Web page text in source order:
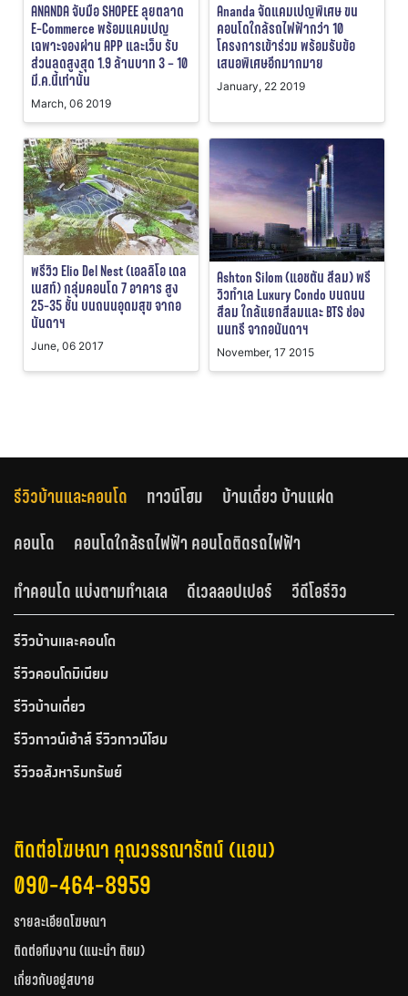
ANANDA จับมือ SHOPEE ลุยตลาด
E-Commerce พร้อมแคมเปญ
เฉพาะจองผ่าน APP และเว็บ รับ
ส่วนลดสูงสุด 1.9 ล้านบาท 3 – 10
มี.ค.นี้เท่านั้น
March, 06 2019
Ananda จัดแคมเปญพิเศษ ขน
คอนโดใกล้รถไฟฟ้ากว่า 10
โครงการเข้าร่วม พร้อมรับข้อ
เสนอพิเศษอีกมากมาย
January, 22 2019
พรีวิว Elio Del Nest (เอลลิโอ เดล
เนสท์) กลุ่มคอนโด 7 อาคาร สูง
25-35 ชั้น บนถนนอุดมสุข จากอ
นันดาฯ
June, 06 2017
Ashton Silom (แอชตัน สีลม) พรี
วิวทำเล Luxury Condo บนถนน
สีลม ใกล้แยกสีลมและ BTS ช่อง
นนทรี จากอนันดาฯ
November, 17 2015
รีวิวบ้านและคอนโด ทาวน์โฮม
บ้านเดี่ยว บ้านแฝด
คอนโด
คอนโดใกล้รถไฟฟ้า คอนโดติดรถไฟฟ้า
ทำคอนโด แบ่งตามทำเลเล
ดีเวลลอปเปอร์ วีดีโอรีวิว
รีวิวบ้านและคอนโด
รีวิวคอนโดมิเนียม
รีวิวบ้านเดี่ยว
รีวิวทาวน์เฮ้าส์ รีวิวทาวน์โฮม
รีวิวอสังหาริมทรัพย์
ติดต่อโฆษณา คุณวรรณารัตน์ (แอน)
090-464-8959
รายละเอียดโฆษณา
ติดต่อทีมงาน (แนะนำ ติชม)
เกี่ยวกับอยู่สบาย